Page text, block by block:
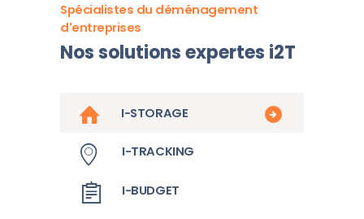
Spécialistes du déménagement
d'entreprises
Nos solutions expertes i2T
I-STORAGE
I-TRACKING
I-BUDGET